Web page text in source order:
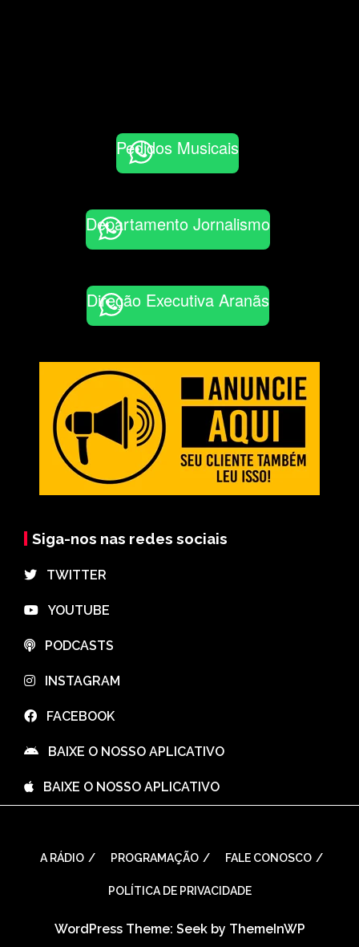
Pedidos Musicais
Departamento Jornalismo
Direção Executiva Aranãs
Siga-nos nas redes sociais
⠀TWITTER
⠀YOUTUBE
⠀PODCASTS
⠀INSTAGRAM
⠀FACEBOOK
⠀BAIXE O NOSSO APLICATIVO
⠀BAIXE O NOSSO APLICATIVO
A RÁDIO PROGRAMAÇÃO FALE CONOSCO
POLÍTICA DE PRIVACIDADE
WordPress Theme: Seek by ThemeInWP